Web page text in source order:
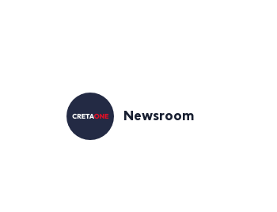
Newsroom